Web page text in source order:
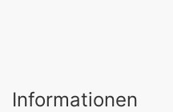
Informationen